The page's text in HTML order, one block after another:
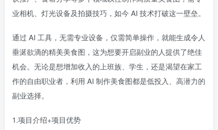
业相机、灯光设备及拍摄技巧，如今 AI 技术打破这一壁垒。
通过 AI 工具，无需专业设备，仅需简单操作，就能生成令人
垂涎欲滴的精美美食图，这为想要开启副业的人提供了绝佳
机会。无论是想增加收入的上班族、学生，还是渴望在家工
作的自由职业者，利用 AI 制作美食图都是低投入、高潜力的
副业选择。
1.项目介绍+项目优势